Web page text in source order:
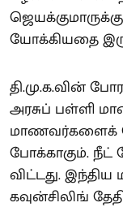
யோக்கியதை
தி.மு.க.வின்
அரசுப் பள்ளி
மாணவர்களைக்
போக்காகும். நீட்
விட்டது. இந்திய
கவுன்சிலிங்